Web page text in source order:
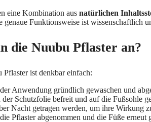
eine Kombination aus natürlichen
genaue Funktionsweise ist wissenschaftlich
die Nuubu Pflaster an?
ist denkbar einfach:
Anwendung gründlich gewaschen und
Schutzfolie befreit und auf die Fußsohle
Nacht getragen werden, um ihre Wirkung
Pflaster abgenommen und die Füße erneut